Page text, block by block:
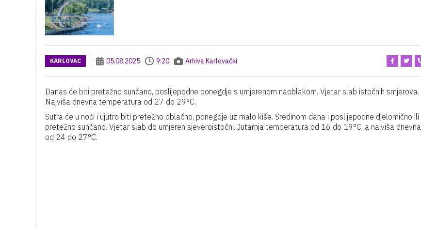
KARLOVAC 05.08.2025 9:20 Arhiva Karlovački
Danas će biti pretežno sunčano, poslijepodne ponegdje s umjerenom naoblakom. Vjetar slab istočnih smjerova.
Najviša dnevna temperatura od 27 do 29°C.
Sutra će u noći i ujutro biti pretežno oblačno, ponegdje uz malo kiše. Sredinom dana i poslijepodne djelomično ili
pretežno sunčano. Vjetar slab do umjeren sjeveroistočni. Jutarnja temperatura od 16 do 19°C, a najviša dnevna
od 24 do 27°C.